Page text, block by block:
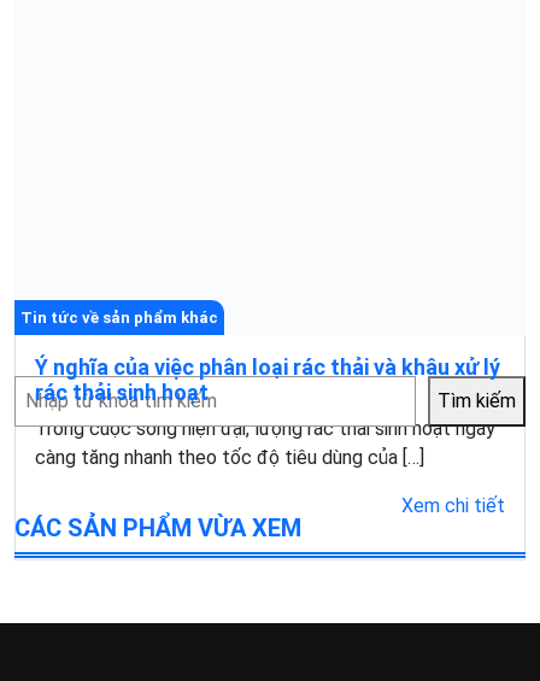
Tin tức về sản phẩm khác
Ý nghĩa của việc phân loại rác thải và khâu xử lý
rác thải sinh hoạt
Trong cuộc sống hiện đại, lượng rác thải sinh hoạt ngày
càng tăng nhanh theo tốc độ tiêu dùng của […]
Xem chi tiết
Tìm
kiếm
Tìm kiếm
CÁC SẢN PHẨM VỪA XEM